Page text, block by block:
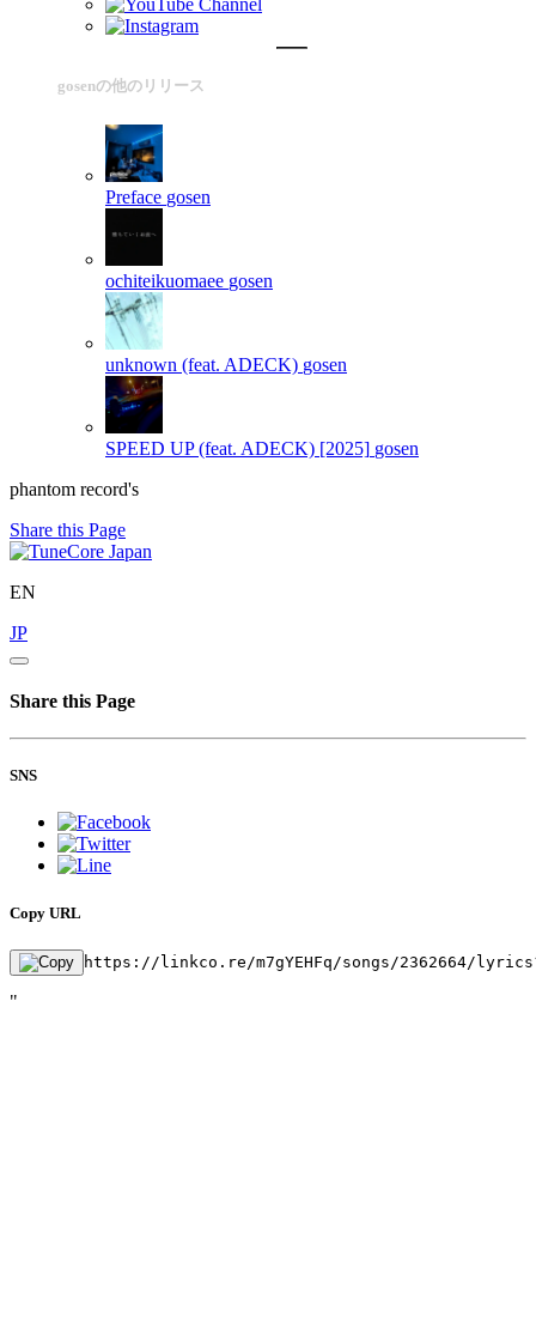
gosenの他のリリース
Preface gosen
ochiteikuomaee gosen
unknown (feat. ADECK) gosen
SPEED UP (feat. ADECK) [2025] gosen
phantom record's
Share this Page
EN
JP
Share this Page
SNS
Copy URL
https://linkco.re/m7gYEHFq/songs/2362664/
"